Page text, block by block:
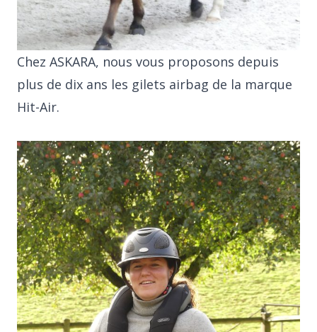
Chez ASKARA, nous vous proposons depuis
plus de dix ans les gilets airbag de la marque
Hit-Air.